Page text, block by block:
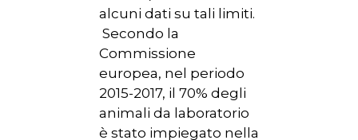
alcuni dati su tali limiti.
Secondo la
Commissione
europea, nel periodo
2015-2017, il 70% degli
animali da laboratorio
è stato impiegato nella